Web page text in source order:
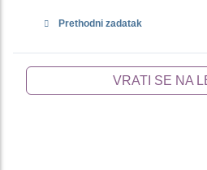
Prethodni zadatak
VRATI SE NA